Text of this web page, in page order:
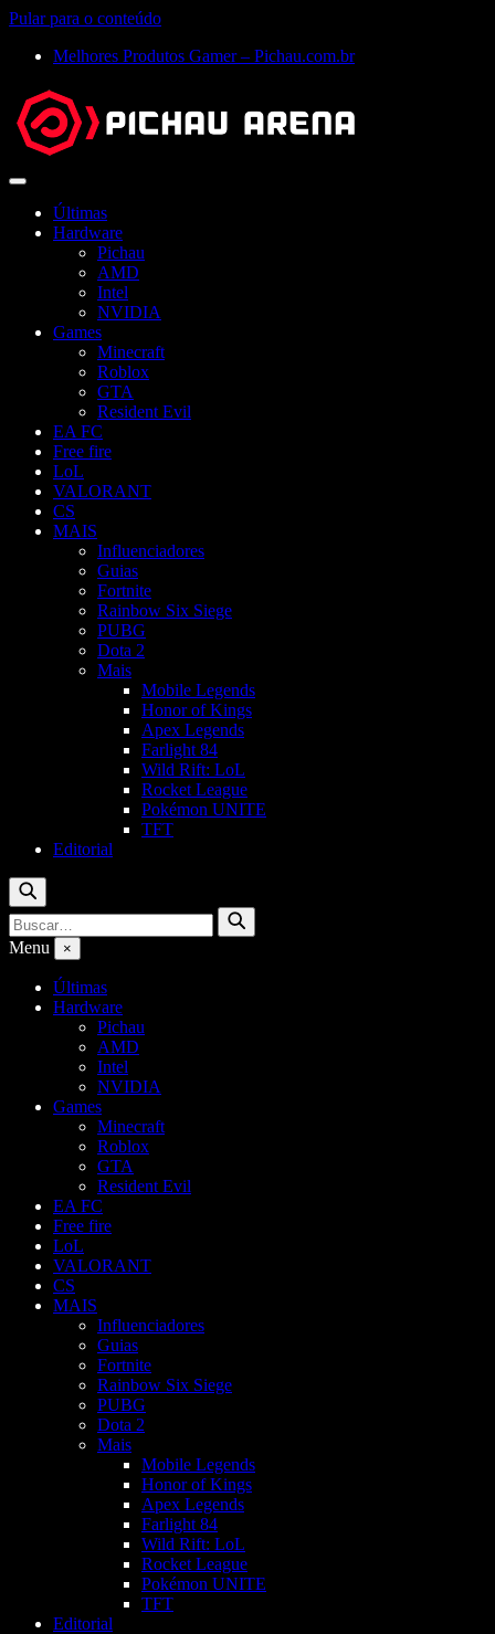
Pular para o conteúdo
Melhores Produtos Gamer – Pichau.com.br
Abrir
Últimas
Hardware
Pichau
AMD
Intel
NVIDIA
Games
Minecraft
Roblox
GTA
Resident Evil
EA FC
Free fire
LoL
VALORANT
CS
MAIS
Influenciadores
Guias
Fortnite
Rainbow Six Siege
PUBG
Dota 2
Mais
Mobile Legends
Honor of Kings
Apex Legends
Farlight 84
Wild Rift: LoL
Rocket League
Pokémon UNITE
TFT
Editorial
Buscar
Buscar
por:
Buscar
Menu ×
Últimas
Hardware
Pichau
AMD
Intel
NVIDIA
Games
Minecraft
Roblox
GTA
Resident Evil
EA FC
Free fire
LoL
VALORANT
CS
MAIS
Influenciadores
Guias
Fortnite
Rainbow Six Siege
PUBG
Dota 2
Mais
Mobile Legends
Honor of Kings
Apex Legends
Farlight 84
Wild Rift: LoL
Rocket League
Pokémon UNITE
TFT
Editorial